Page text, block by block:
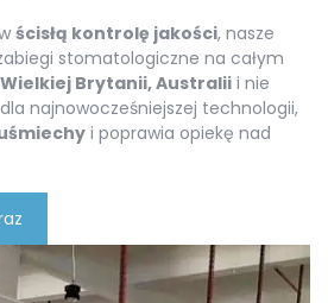
ścisłą kontrolę jakości, nasze
stomatologiczne na całym
Wielkiej Brytanii, Australii i nie
najnowocześniejszej technologii,
i poprawia opiekę nad